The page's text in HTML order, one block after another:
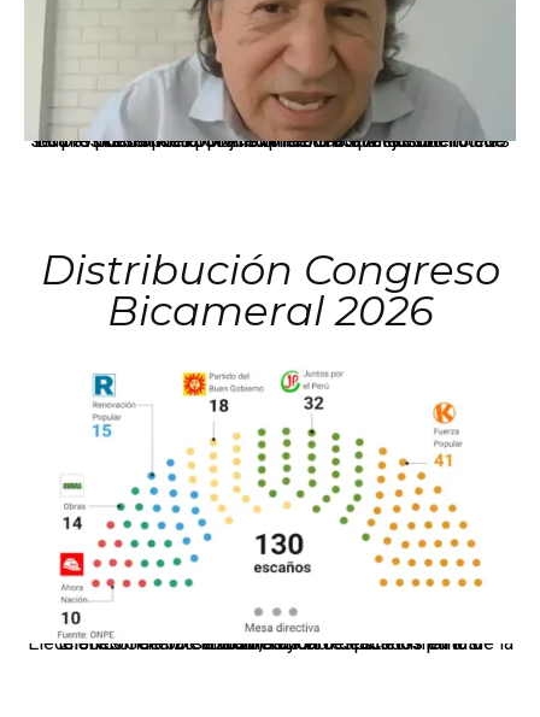
La presidenta Keiko Fujimori informó que la solicitud de indulto presentada por el expresidente Alejandro Toledo será evaluada por la Comisión de Gracias Presidenciales conforme al procedimiento establecido.
Distribución Congreso
Bicameral 2026
El JNE oficializó la distribución de escaños para la elección de 60 senadores y 130 diputados en las Elecciones Generales 2026, tras el restablecimiento de la Bicameralidad.